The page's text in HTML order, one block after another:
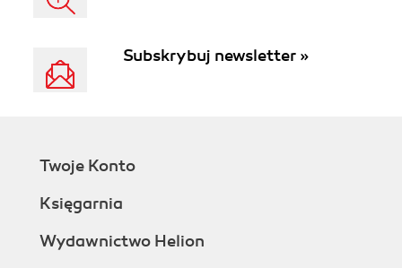
Subskrybuj newsletter »
Twoje Konto
Księgarnia
Wydawnictwo Helion